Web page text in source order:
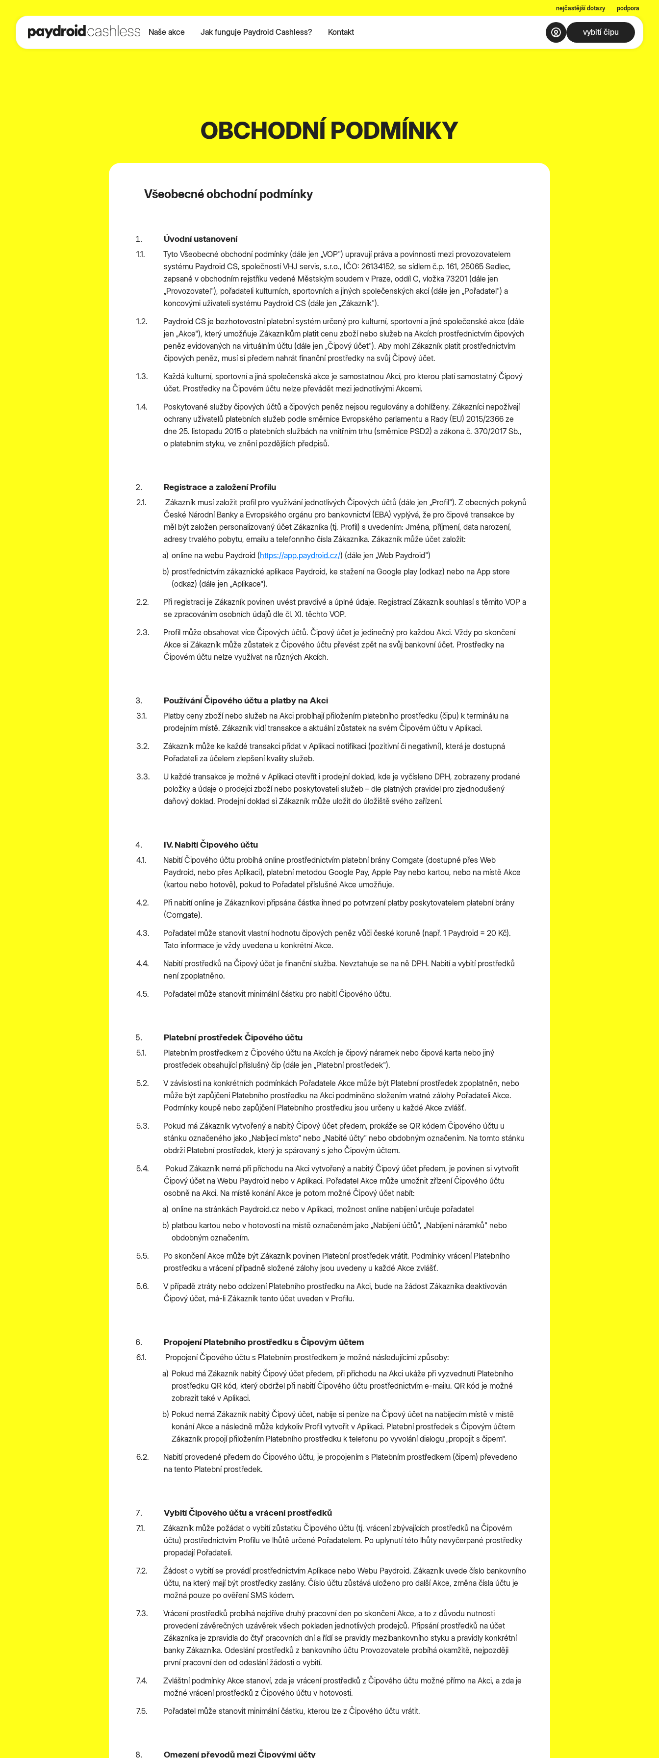
nejčastější dotazy podpora
Naše akce Jak funguje Paydroid Cashless? Kontakt vybití čipu
OBCHODNÍ PODMÍNKY
Všeobecné obchodní podmínky
Úvodní ustanovení
Tyto Všeobecné obchodní podmínky (dále jen „VOP") upravují práva a povinnosti mezi provozovatelem
systému Paydroid CS, společností VHJ servis, s.r.o., IČO: 26134152, se sídlem č.p. 161, 25065 Sedlec,
zapsané v obchodním rejstříku vedené Městským soudem v Praze, oddíl C, vložka 73201 (dále jen
„Provozovatel"), pořadateli kulturních, sportovních a jiných společenských akcí (dále jen „Pořadatel") a
koncovými uživateli systému Paydroid CS (dále jen „Zákazník").
Paydroid CS je bezhotovostní platební systém určený pro kulturní, sportovní a jiné společenské akce (dále
jen „Akce"), který umožňuje Zákazníkům platit cenu zboží nebo služeb na Akcích prostřednictvím čipových
peněz evidovaných na virtuálním účtu (dále jen „Čipový účet"). Aby mohl Zákazník platit prostřednictvím
čipových peněz, musí si předem nahrát finanční prostředky na svůj Čipový účet.
Každá kulturní, sportovní a jiná společenská akce je samostatnou Akcí, pro kterou platí samostatný Čipový
účet. Prostředky na Čipovém účtu nelze převádět mezi jednotlivými Akcemi.
Poskytované služby čipových účtů a čipových peněz nejsou regulovány a dohlíženy. Zákazníci nepožívají
ochrany uživatelů platebních služeb podle směrnice Evropského parlamentu a Rady (EU) 2015/2366 ze
dne 25. listopadu 2015 o platebních službách na vnitřním trhu (směrnice PSD2) a zákona č. 370/2017 Sb.,
o platebním styku, ve znění pozdějších předpisů.
Registrace a založení Profilu
Zákazník musí založit profil pro využívání jednotlivých Čipových účtů (dále jen „Profil"). Z obecných pokynů
České Národní Banky a Evropského orgánu pro bankovnictví (EBA) vyplývá, že pro čipové transakce by
měl být založen personalizovaný účet Zákazníka (tj. Profil) s uvedením: Jména, příjmení, data narození,
adresy trvalého pobytu, emailu a telefonního čísla Zákazníka. Zákazník může účet založit:
online na webu Paydroid (https://app.paydroid.cz/) (dále jen „Web Paydroid")
prostřednictvím zákaznické aplikace Paydroid, ke stažení na Google play (odkaz) nebo na App store
(odkaz) (dále jen „Aplikace").
Při registraci je Zákazník povinen uvést pravdivé a úplné údaje. Registrací Zákazník souhlasí s těmito VOP a
se zpracováním osobních údajů dle čl. XI. těchto VOP.
Profil může obsahovat více Čipových účtů. Čipový účet je jedinečný pro každou Akci. Vždy po skončení
Akce si Zákazník může zůstatek z Čipového účtu převést zpět na svůj bankovní účet. Prostředky na
Čipovém účtu nelze využívat na různých Akcích.
Používání Čipového účtu a platby na Akci
Platby ceny zboží nebo služeb na Akci probíhají přiložením platebního prostředku (čipu) k terminálu na
prodejním místě. Zákazník vidí transakce a aktuální zůstatek na svém Čipovém účtu v Aplikaci.
Zákazník může ke každé transakci přidat v Aplikaci notifikaci (pozitivní či negativní), která je dostupná
Pořadateli za účelem zlepšení kvality služeb.
U každé transakce je možné v Aplikaci otevřít i prodejní doklad, kde je vyčísleno DPH, zobrazeny prodané
položky a údaje o prodejci zboží nebo poskytovateli služeb – dle platných pravidel pro zjednodušený
daňový doklad. Prodejní doklad si Zákazník může uložit do úložiště svého zařízení.
IV. Nabití Čipového účtu
Nabití Čipového účtu probíhá online prostřednictvím platební brány Comgate (dostupné přes Web
Paydroid, nebo přes Aplikaci), platební metodou Google Pay, Apple Pay nebo kartou, nebo na místě Akce
(kartou nebo hotově), pokud to Pořadatel příslušné Akce umožňuje.
Při nabití online je Zákazníkovi připsána částka ihned po potvrzení platby poskytovatelem platební brány
(Comgate).
Pořadatel může stanovit vlastní hodnotu čipových peněz vůči české koruně (např. 1 Paydroid = 20 Kč).
Tato informace je vždy uvedena u konkrétní Akce.
Nabití prostředků na Čipový účet je finanční služba. Nevztahuje se na ně DPH. Nabití a vybití prostředků
není zpoplatněno.
Pořadatel může stanovit minimální částku pro nabití Čipového účtu.
Platební prostředek Čipového účtu
Platebním prostředkem z Čipového účtu na Akcích je čipový náramek nebo čipová karta nebo jiný
prostředek obsahující příslušný čip (dále jen „Platební prostředek").
V závislosti na konkrétních podmínkách Pořadatele Akce může být Platební prostředek zpoplatněn, nebo
může být zapůjčení Platebního prostředku na Akci podmíněno složením vratné zálohy Pořadateli Akce.
Podmínky koupě nebo zapůjčení Platebního prostředku jsou určeny u každé Akce zvlášť.
Pokud má Zákazník vytvořený a nabitý Čipový účet předem, prokáže se QR kódem Čipového účtu u
stánku označeného jako „Nabíjecí místo" nebo „Nabité účty" nebo obdobným označením. Na tomto stánku
obdrží Platební prostředek, který je spárovaný s jeho Čipovým účtem.
Pokud Zákazník nemá při příchodu na Akci vytvořený a nabitý Čipový účet předem, je povinen si vytvořit
Čipový účet na Webu Paydroid nebo v Aplikaci. Pořadatel Akce může umožnit zřízení Čipového účtu
osobně na Akci. Na místě konání Akce je potom možné Čipový účet nabít:
online na stránkách Paydroid.cz nebo v Aplikaci, možnost online nabíjení určuje pořadatel
platbou kartou nebo v hotovosti na místě označeném jako „Nabíjení účtů", „Nabíjení náramků" nebo
obdobným označením.
Po skončení Akce může být Zákazník povinen Platební prostředek vrátit. Podmínky vrácení Platebního
prostředku a vrácení případně složené zálohy jsou uvedeny u každé Akce zvlášť.
V případě ztráty nebo odcizení Platebního prostředku na Akci, bude na žádost Zákazníka deaktivován
Čipový účet, má-li Zákazník tento účet uveden v Profilu.
Propojení Platebního prostředku s Čipovým účtem
Propojení Čipového účtu s Platebním prostředkem je možné následujícími způsoby:
Pokud má Zákazník nabitý Čipový účet předem, při příchodu na Akci ukáže při vyzvednutí Platebního
prostředku QR kód, který obdržel při nabití Čipového účtu prostřednictvím e-mailu. QR kód je možné
zobrazit také v Aplikaci.
Pokud nemá Zákazník nabitý Čipový účet, nabije si peníze na Čipový účet na nabíjecím místě v místě
konání Akce a následně může kdykoliv Profil vytvořit v Aplikaci. Platební prostředek s Čipovým účtem
Zákazník propojí přiložením Platebního prostředku k telefonu po vyvolání dialogu „propojit s čipem".
Nabití provedené předem do Čipového účtu, je propojením s Platebním prostředkem (čipem) převedeno
na tento Platební prostředek.
Vybití Čipového účtu a vrácení prostředků
Zákazník může požádat o vybití zůstatku Čipového účtu (tj. vrácení zbývajících prostředků na Čipovém
účtu) prostřednictvím Profilu ve lhůtě určené Pořadatelem. Po uplynutí této lhůty nevyčerpané prostředky
propadají Pořadateli.
Žádost o vybití se provádí prostřednictvím Aplikace nebo Webu Paydroid. Zákazník uvede číslo bankovního
účtu, na který mají být prostředky zaslány. Číslo účtu zůstává uloženo pro další Akce, změna čísla účtu je
možná pouze po ověření SMS kódem.
Vrácení prostředků probíhá nejdříve druhý pracovní den po skončení Akce, a to z důvodu nutnosti
provedení závěrečných uzávěrek všech pokladen jednotlivých prodejců. Připsání prostředků na účet
Zákazníka je zpravidla do čtyř pracovních dní a řídí se pravidly mezibankovního styku a pravidly konkrétní
banky Zákazníka. Odeslání prostředků z bankovního účtu Provozovatele probíhá okamžitě, nejpozději
první pracovní den od odeslání žádosti o vybití.
Zvláštní podmínky Akce stanoví, zda je vrácení prostředků z Čipového účtu možné přímo na Akci, a zda je
možné vrácení prostředků z Čipového účtu v hotovosti.
Pořadatel může stanovit minimální částku, kterou lze z Čipového účtu vrátit.
Omezení převodů mezi Čipovými účty